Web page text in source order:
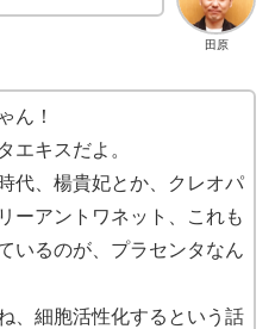
田原
ん！
エキスだよ。
代、楊貴妃とか、クレオパ
ーアントワネット、これも
いるのが、プラセンタなん
、細胞活性化するという話